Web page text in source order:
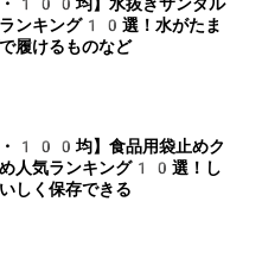
ンキング10選！水がたま
履けるものなど
・100均】食品用袋止めク
め人気ランキング10選！し
しく保存できる